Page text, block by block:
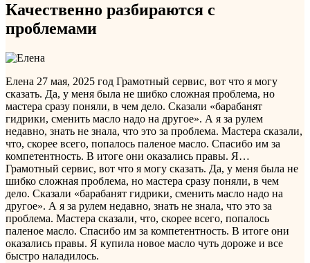
Качественно разбираются с
проблемами
Елена 27 мая, 2025 год Грамотный сервис, вот что я могу
сказать. Да, у меня была не шибко сложная проблема, но
мастера сразу поняли, в чем дело. Сказали «барабанят
гидрики, сменить масло надо на другое». А я за рулем
недавно, знать не знала, что это за проблема. Мастера сказали,
что, скорее всего, попалось паленое масло. Спасибо им за
компетентность. В итоге они оказались правы. Я…
Грамотный сервис, вот что я могу сказать. Да, у меня была не
шибко сложная проблема, но мастера сразу поняли, в чем
дело. Сказали «барабанят гидрики, сменить масло надо на
другое». А я за рулем недавно, знать не знала, что это за
проблема. Мастера сказали, что, скорее всего, попалось
паленое масло. Спасибо им за компетентность. В итоге они
оказались правы. Я купила новое масло чуть дороже и все
быстро наладилось.